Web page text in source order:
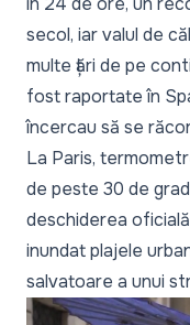
secol, iar valul de
multe țări de pe
fost raportate în
încercau să se
La Paris,
de peste 30 de
deschiderea
inundat plajele
salvatoare a unui